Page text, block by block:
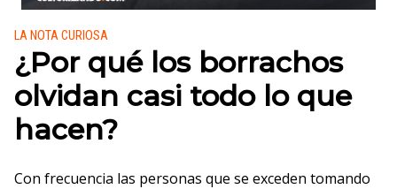
Publicado en:
LA NOTA CURIOSA
¿Por qué los borrachos
olvidan casi todo lo que
hacen?
Con frecuencia las personas que se exceden tomando